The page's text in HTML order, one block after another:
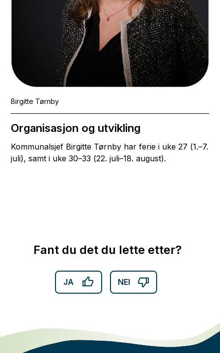
Birgitte Tørnby
Organisasjon og utvikling
Kommunalsjef Birgitte Tørnby har ferie i uke 27 (1.–7.
juli), samt i uke 30–33 (22. juli–18. august).
Fant du det du lette etter?
JA NEI